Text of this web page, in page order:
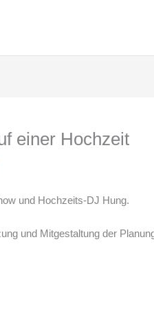
einer Hochzeit
und Hochzeits-DJ Hung.
und Mitgestaltung der